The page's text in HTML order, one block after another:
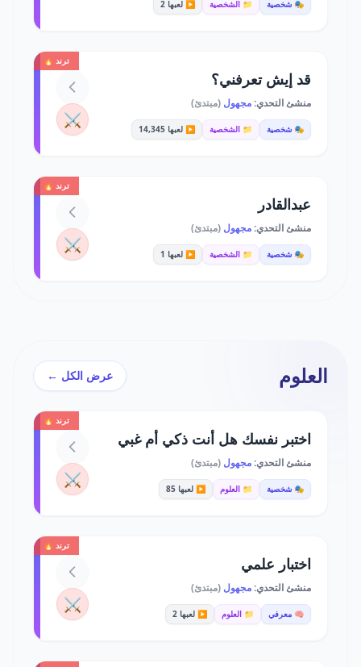
🎭 شخصية 📁 الشخصية ▶️ لعبها 2
ترند 🔥
قد إيش تعرفني؟
منشئ التحدي:مجهول (مبتدئ)
🎭 شخصية 📁 الشخصية ▶️ لعبها 14,345 ⚔️
ترند 🔥
عبدالقادر
منشئ التحدي:مجهول (مبتدئ)
🎭 شخصية 📁 الشخصية ▶️ لعبها 1 ⚔️
العلوم عرض الكل ←
ترند 🔥
اختبر نفسك هل أنت ذكي أم غبي
منشئ التحدي:مجهول (مبتدئ)
🎭 شخصية 📁 العلوم ▶️ لعبها 85 ⚔️
ترند 🔥
اختبار علمي
منشئ التحدي:مجهول (مبتدئ)
🧠 معرفي 📁 العلوم ▶️ لعبها 2 ⚔️